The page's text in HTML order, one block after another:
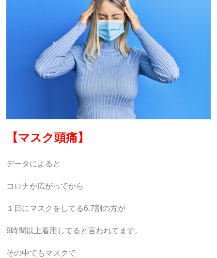
【マスク頭痛】
データによると
コロナが広がってから
１日にマスクをしてる6.7割の方が
9時間以上着用してると言われてます。
その中でもマスクで